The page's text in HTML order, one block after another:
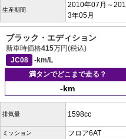
生産期間
2010年07月～201
3年05月
ブラック・エディション
新車時価格415万円(税込)
JC08
-km/L
満タンでどこまで走る？
-km
排気量 1598cc
ミッション フロア6AT